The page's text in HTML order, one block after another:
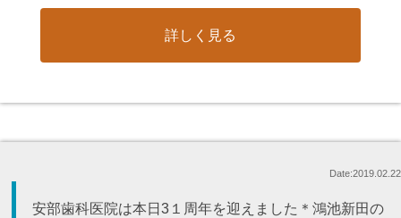
詳しく見る
Date:2019.02.22
安部歯科医院は本日3１周年を迎えました＊鴻池新田の